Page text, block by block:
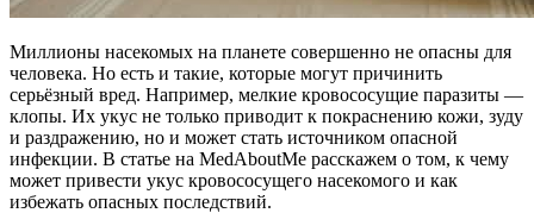
Миллионы насекомых на планете совершенно не опасны для
человека. Но есть и такие, которые могут причинить
серьёзный вред. Например, мелкие кровососущие паразиты —
клопы. Их укус не только приводит к покраснению кожи, зуду
и раздражению, но и может стать источником опасной
инфекции. В статье на MedAboutMe расскажем о том, к чему
может привести укус кровососущего насекомого и как
избежать опасных последствий.